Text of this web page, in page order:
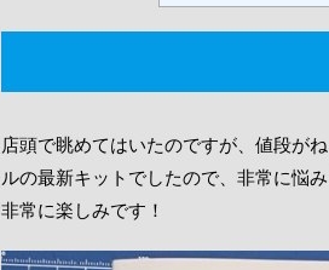
店頭で眺めてはいたのですが、値段が
ルの最新キットでしたので、非常に悩
非常に楽しみです！